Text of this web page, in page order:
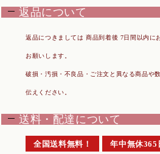
返品について
返品につきましては 商品到着後 7日間以内に
お願いします。
破損・汚損・不良品・ご注文と異なる商品や
伝えください。
送料・配達について
全国送料無料！ 年中無休365